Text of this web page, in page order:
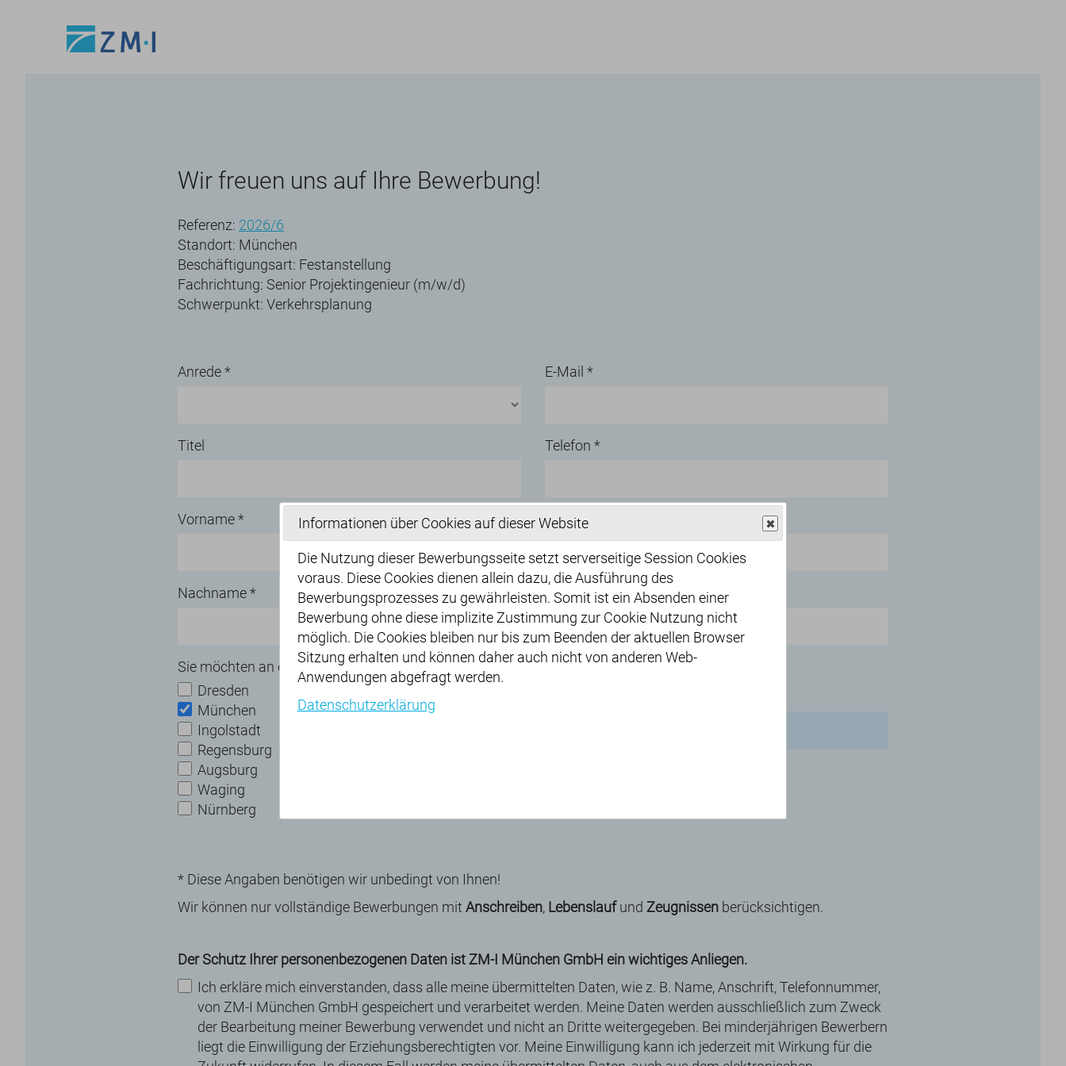
Wir freuen uns auf Ihre Bewerbung!
Referenz: 2026/6
Standort: München
Beschäftigungsart: Festanstellung
Fachrichtung: Senior Projektingenieur (m/w/d)
Schwerpunkt: Verkehrsplanung
Anrede*
Titel
Vorname*
Nachname*
E-Mail *
Telefon *
Verdienstwunsch brutto pro Jahr
Frühestens verfügbar ab
Sie möchten an einem anderen Standort arbeiten
Dresden
München
Ingolstadt
Regensburg
Augsburg
Waging
Nürnberg
* Diese Angaben benötigen wir unbedingt von Ihnen!
Wir können nur vollständige Bewerbungen mit Anschreiben, Lebenslaufund Zeugnissen berücksichtigen.
Der Schutz Ihrer personenbezogenen Daten ist ZM-I München GmbH ein wichtiges Anliegen.
Ich erkläre mich einverstanden, dass alle meine übermittelten Daten, wie z. B. Name, Anschrift, Telefonnummer,
von ZM-I München GmbH gespeichert und verarbeitet werden. Meine Daten werden ausschließlich zum Zweck
der Bearbeitung meiner Bewerbung verwendet und nicht an Dritte weitergegeben. Bei minderjährigen Bewerbern
liegt die Einwilligung der Erziehungsberechtigten vor. Meine Einwilligung kann ich jederzeit mit Wirkung für die
Informationen über Cookies auf dieser Website
Die Nutzung dieser Bewerbungsseite setzt serverseitige Session Cookies
voraus. Diese Cookies dienen allein dazu, die Ausführung des
Bewerbungsprozesses zu gewährleisten. Somit ist ein Absenden einer
Bewerbung ohne diese implizite Zustimmung zur Cookie Nutzung nicht
möglich. Die Cookies bleiben nur bis zum Beenden der aktuellen Browser
Sitzung erhalten und können daher auch nicht von anderen Web-
Anwendungen abgefragt werden.
Datenschutzerklärung